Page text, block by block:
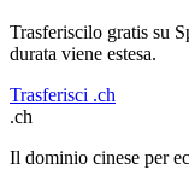
Trasferiscilo gratis su
durata viene estesa.
Trasferisci .ch
.ch
Il dominio cinese per